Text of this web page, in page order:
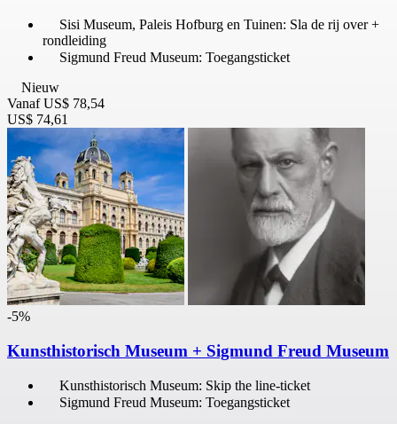
Sisi Museum, Paleis Hofburg en Tuinen: Sla de rij over +
rondleiding
Sigmund Freud Museum: Toegangsticket
Nieuw
Vanaf US$ 78,54
US$ 74,61
-5%
Kunsthistorisch Museum + Sigmund Freud Museum
Kunsthistorisch Museum: Skip the line-ticket
Sigmund Freud Museum: Toegangsticket